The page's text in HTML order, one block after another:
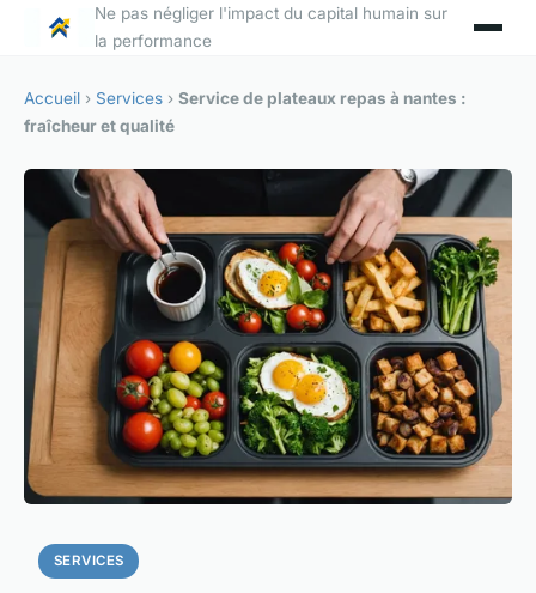
Ne pas négliger l'impact du capital humain sur
la performance
Accueil › Services › Service de plateaux repas à nantes :
fraîcheur et qualité
SERVICES